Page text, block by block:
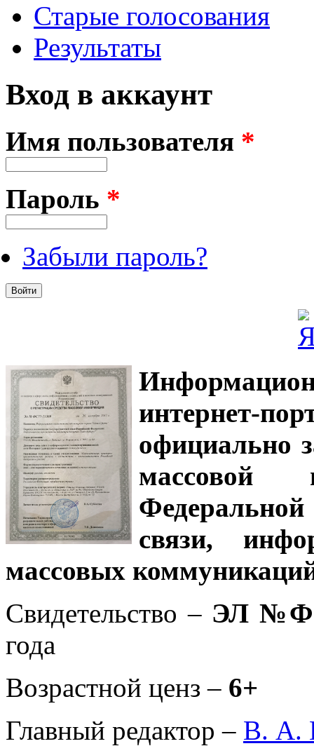
Старые голосования
Результаты
Вход в аккаунт
Имя пользователя *
Пароль *
Забыли пароль?
интернет-
официально
связи,
массовых
Свидетельство – ЭЛ
года
Возрастной ценз – 6+
Главный редактор – В. А.